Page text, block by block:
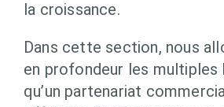
la croissance.
Dans cette section, nous
en profondeur les multiples
qu’un partenariat